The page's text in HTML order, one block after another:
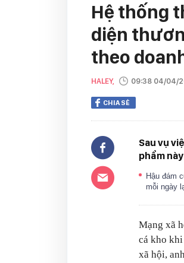
Hệ thống
diện
theo
HALEY, 09:38 04/04/
CHIA SẺ
Sau vụ
phẩm
Hậu đám
mỗi ngày
Mạng xã
cá kho
xã hội,